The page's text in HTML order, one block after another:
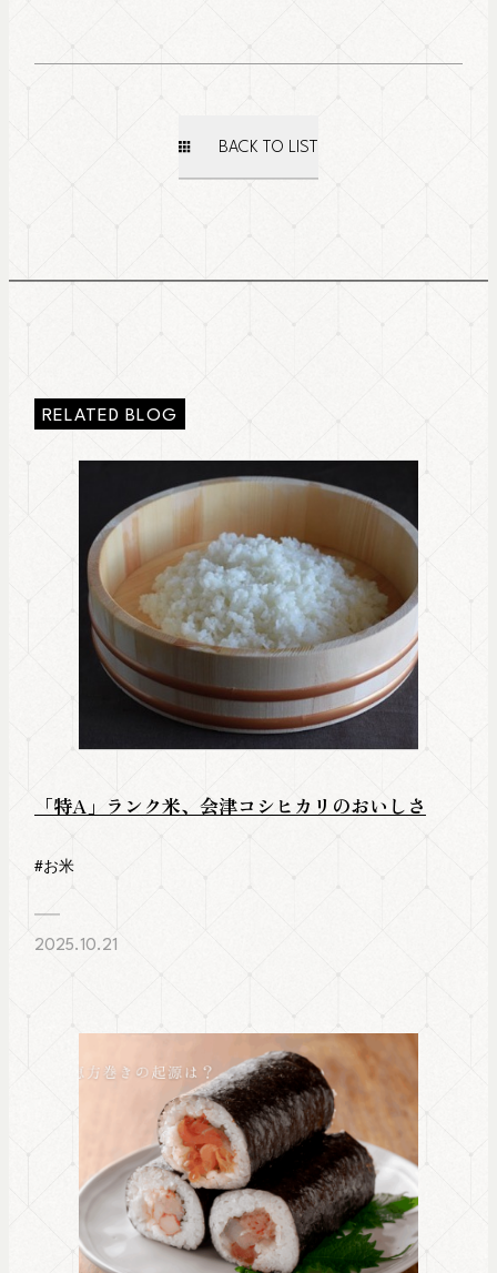
BACK TO LIST
RELATED BLOG
「特A」ランク米、会津コシヒカリのおいしさ
#お米
2025.10.21